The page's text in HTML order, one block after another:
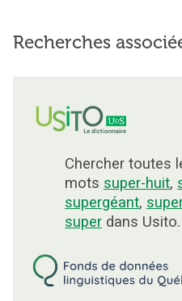
Recherches
Chercher toutes
mots super-huit,
supergéant,
super dans Usito.